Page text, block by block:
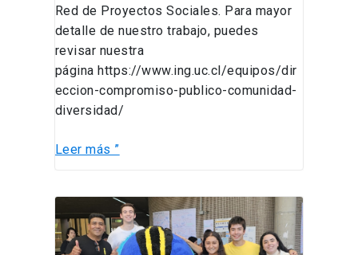
Red de Proyectos Sociales. Para mayor
detalle de nuestro trabajo, puedes
revisar nuestra
página https://www.ing.uc.cl/equipos/dir
eccion-compromiso-publico-comunidad-
diversidad/
Leer más ”
Edición
Newsletter